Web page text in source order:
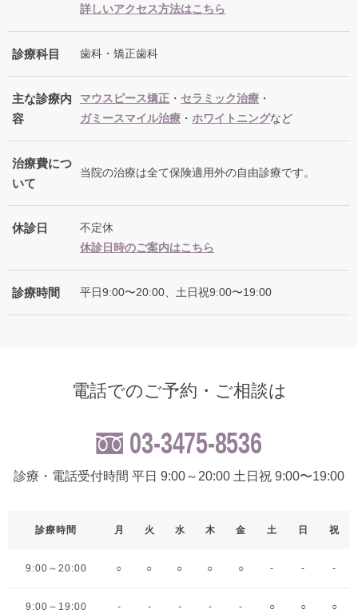
詳しいアクセス方法はこちら
診療科目 歯科・矯正歯科
主な診療内
容
マウスピース矯正 ・ セラミック治療 ・
ガミースマイル治療 ・ ホワイトニングなど
治療費につ
いて
当院の治療は全て保険適用外の自由診療です。
休診日
不定休
休診日時のご案内はこちら
診療時間 平日9:00〜20:00、土日祝9:00〜19:00
電話でのご予約・ご相談は
03-3475-8536
診療・電話受付時間 平日 9:00～20:00 土日祝 9:00〜19:00
診療時間 月 火 水 木 金 土 日 祝
9:00～20:00 ○ ○ ○ ○ ○ - - -
9:00～19:00 - - - - - ○ ○ ○